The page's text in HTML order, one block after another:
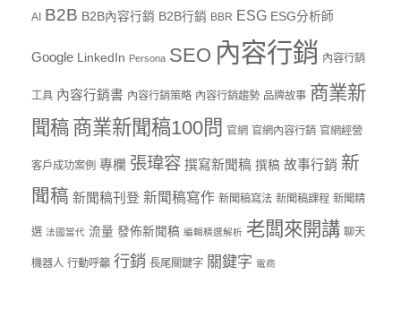
AI B2B B2B內容行銷 B2B行銷 BBR ESG ESG分析師
Google LinkedIn Persona SEO 內容行銷 內容行銷
工具 內容行銷書 內容行銷策略 內容行銷趨勢 品牌故事 商業新
聞稿 商業新聞稿100問 官網 官網內容行銷 官網經營
客戶成功案例 專欄 張瑋容 撰寫新聞稿 撰稿 故事行銷 新
聞稿 新聞稿刊登 新聞稿寫作 新聞稿寫法 新聞稿課程 新聞精
選 法國當代 流量 發佈新聞稿 編輯精選解析 老闆來開講 聊天
機器人 行動呼籲 行銷 長尾關鍵字 關鍵字 電商